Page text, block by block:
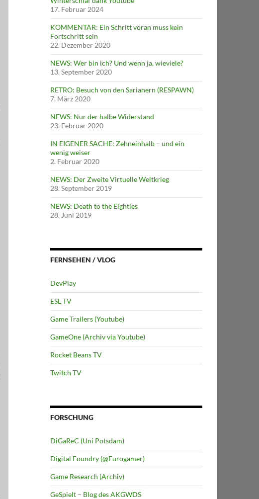
17. Februar 2024
KOMMENTAR: Ein Schritt voran muss kein
Fortschritt sein
22. Dezember 2020
NEWS: Wer bin ich? Und wenn ja, wieviele?
13. September 2020
RETRO: Besuch von den Sarianern (RESPAWN)
7. März 2020
NEWS: Nur der halbe Widerstand
23. Februar 2020
IN EIGENER SACHE: Zehneinhalb – und ein
wenig weiser
2. Februar 2020
NEWS: Der Zweite Virtuelle Weltkrieg
28. September 2019
NEWS: Death to the Eighties
28. Juni 2019
FERNSEHEN / VLOG
DevPlay
ESL TV
Game Trailers (Youtube)
GameOne (Archiv via Youtube)
Rocket Beans TV
Twitch TV
FORSCHUNG
DiGaReC (Uni Potsdam)
Digital Foundry (@Eurogamer)
Game Research (Archiv)
GeSpielt – Blog des AKGWDS